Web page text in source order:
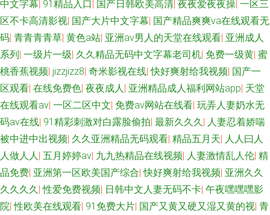
中文字幕 91精品入口 国产日韩欧美高清 夜夜爱夜夜操 一区三
区不卡高清影视| 国产大片中文字幕| 国产精品爽爽va在线观看无
码| 青青青青草| 黄色a站| 亚洲aⅴ男人的天堂在线观看| 亚洲成人
系列| 一级片一级| 久久精品无码中文字幕老司机| 免费一级黄| 蜜
桃香蕉视频| jizzjizz8| 奇米影视在线|快好爽射给我视频| 国产一
区观看| 在线免费色| 夜夜成人| 亚洲精品成人福利网站app| 天堂
在线观看av| 一区二区中文| 免费av网站在线看| 玩弄人妻奶水无
码av在线| 91精彩刺激对白露脸偷拍| 最新久久久| 人妻忍着娇喘
被中进中出视频| 久久亚洲精品无码观看| 精品五月天| 人人曰人
人做人人| 五月婷婷av| 九九热精品在线视频| 人妻激情乱人伦| 精
品免费| 亚洲第一区欧美国产综合|快好爽射给我视频| 亚洲久久
久久久久|性爱免费视频| 日韩中文人妻无码不卡| 午夜嘿嘿嘿影
院|性欧美在线观看| 91免费大片| 国产又黄又硬又湿又黄的视| 青